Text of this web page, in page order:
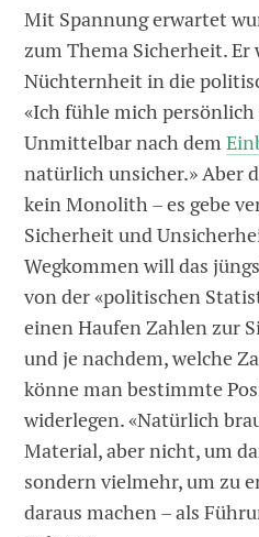
Mit Spannung erwartet
zum Thema Sicherheit.
Nüchternheit in die
«Ich fühle mich
Unmittelbar nach dem
natürlich unsicher.» Aber
kein Monolith – es gebe
Sicherheit und
Wegkommen will das
von der «politischen
einen Haufen Zahlen zur
und je nachdem, welche
könne man bestimmte
widerlegen. «Natürlich
Material, aber nicht, um
sondern vielmehr, um zu
daraus machen – als